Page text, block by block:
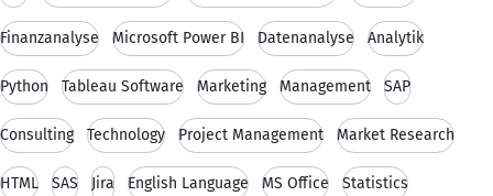
Finanzanalyse Microsoft Power BI Datenanalyse Analytik
Python Tableau Software Marketing Management SAP
Consulting Technology Project Management Market Research
HTML SAS Jira English Language MS Office Statistics